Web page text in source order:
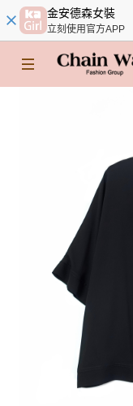
金安德森女裝
立刻使用官方APP